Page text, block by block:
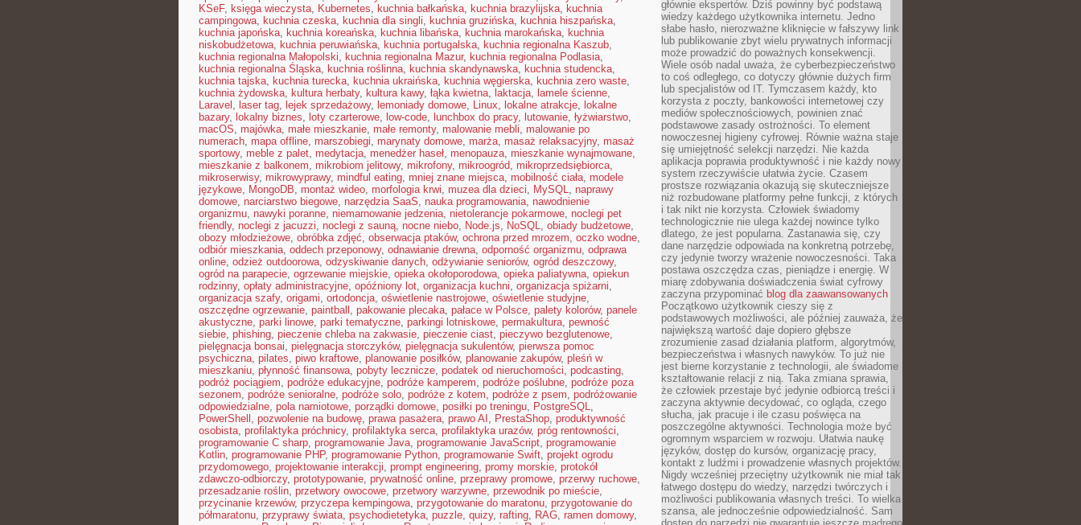
KSeF, księga wieczysta, Kubernetes, kuchnia bałkańska, kuchnia brazylijska, kuchnia
campingowa, kuchnia czeska, kuchnia dla singli, kuchnia gruzińska, kuchnia hiszpańska,
kuchnia japońska, kuchnia koreańska, kuchnia libańska, kuchnia marokańska, kuchnia
niskobudżetowa, kuchnia peruwiańska, kuchnia portugalska, kuchnia regionalna Kaszub,
kuchnia regionalna Małopolski, kuchnia regionalna Mazur, kuchnia regionalna Podlasia,
kuchnia regionalna Śląska, kuchnia roślinna, kuchnia skandynawska, kuchnia studencka,
kuchnia tajska, kuchnia turecka, kuchnia ukraińska, kuchnia węgierska, kuchnia zero waste,
kuchnia żydowska, kultura herbaty, kultura kawy, łąka kwietna, laktacja, lamele ścienne,
Laravel , laser tag, lejek sprzedażowy, lemoniady domowe, Linux, lokalne atrakcje, lokalne
bazary, lokalny biznes, loty czarterowe, low-code, lunchbox do pracy, lutowanie, łyżwiarstwo,
macOS, majówka, małe mieszkanie, małe remonty, malowanie mebli, malowanie po
numerach, mapa offline, marszobiegi, marynaty domowe, marża, masaż relaksacyjny, masaż
sportowy, meble z palet, medytacja, menedżer haseł, menopauza, mieszkanie wynajmowane,
mieszkanie z balkonem, mikrobiom jelitowy, mikrofony, mikroogród, mikroprzedsiębiorca,
mikroserwisy, mikrowyprawy, mindful eating, mniej znane miejsca, mobilność ciała, modele
językowe, MongoDB, montaż wideo, morfologia krwi, muzea dla dzieci, MySQL, naprawy
domowe, narciarstwo biegowe, narzędzia SaaS, nauka programowania, nawodnienie
organizmu, nawyki poranne, niemarnowanie jedzenia, nietolerancje pokarmowe, noclegi pet
friendly, noclegi z jacuzzi, noclegi z sauną, nocne niebo, Node.js, NoSQL, obiady budżetowe,
obozy młodzieżowe, obróbka zdjęć, obserwacja ptaków, ochrona przed mrozem, oczko wodne,
odbiór mieszkania, oddech przeponowy, odnawianie drewna, odporność organizmu, odprawa
online, odzież outdoorowa, odzyskiwanie danych, odżywianie seniorów, ogród deszczowy,
ogród na parapecie, ogrzewanie miejskie, opieka okołoporodowa, opieka paliatywna, opiekun
rodzinny, opłaty administracyjne, opóźniony lot, organizacja kuchni, organizacja spiżarni,
organizacja szafy, origami, ortodoncja, oświetlenie nastrojowe, oświetlenie studyjne,
oszczędne ogrzewanie, paintball , pakowanie plecaka, pałace w Polsce, palety kolorów, panele
akustyczne, parki linowe, parki tematyczne, parkingi lotniskowe, permakultura, pewność
siebie, phishing, pieczenie chleba na zakwasie, pieczenie ciast, pieczywo bezglutenowe,
pielęgnacja bonsai, pielęgnacja storczyków, pielęgnacja sukulentów, pierwsza pomoc
psychiczna, pilates, piwo kraftowe, planowanie posiłków, planowanie zakupów, pleśń w
mieszkaniu, płynność finansowa, pobyty lecznicze, podatek od nieruchomości, podcasting,
podróż pociągiem, podróże edukacyjne, podróże kamperem, podróże poślubne, podróże poza
sezonem, podróże senioralne, podróże solo, podróże z kotem, podróże z psem, podróżowanie
odpowiedzialne, pola namiotowe, porządki domowe, posiłki po treningu, PostgreSQL,
PowerShell , pozwolenie na budowę, prawa pasażera, prawo AI , PrestaShop, produktywność
osobista, profilaktyka próchnicy, profilaktyka serca, profilaktyka urazów, próg rentowności,
programowanie C sharp, programowanie Java, programowanie JavaScript, programowanie
Kotlin, programowanie PHP, programowanie Python, programowanie Swift, projekt ogrodu
przydomowego, projektowanie interakcji, prompt engineering, promy morskie, protokół
zdawczo-odbiorczy, prototypowanie, prywatność online, przeprawy promowe, przerwy ruchowe,
przesadzanie roślin, przetwory owocowe, przetwory warzywne, przewodnik po mieście,
przycinanie krzewów, przyczepa kempingowa, przygotowanie do maratonu, przygotowanie do
półmaratonu, przyprawy świata, psychodietetyka, puzzle, quizy, rafting, RAG, ramen domowy,
głównie ekspertów. Dziś powinny być podstawą
wiedzy każdego użytkownika internetu. Jedno
słabe hasło, nierozważne kliknięcie w fałszywy link
lub publikowanie zbyt wielu prywatnych informacji
może prowadzić do poważnych konsekwencji.
Wiele osób nadal uważa, że cyberbezpieczeństwo
to coś odległego, co dotyczy głównie dużych firm
lub specjalistów od IT. Tymczasem każdy, kto
korzysta z poczty, bankowości internetowej czy
mediów społecznościowych, powinien znać
podstawowe zasady ostrożności. To element
nowoczesnej higieny cyfrowej. Równie ważna staje
się umiejętność selekcji narzędzi. Nie każda
aplikacja poprawia produktywność i nie każdy nowy
system rzeczywiście ułatwia życie. Czasem
prostsze rozwiązania okazują się skuteczniejsze
niż rozbudowane platformy pełne funkcji, z których
i tak nikt nie korzysta. Człowiek świadomy
technologicznie nie ulega każdej nowince tylko
dlatego, że jest popularna. Zastanawia się, czy
dane narzędzie odpowiada na konkretną potrzebę,
czy jedynie tworzy wrażenie nowoczesności. Taka
postawa oszczędza czas, pieniądze i energię. W
miarę zdobywania doświadczenia świat cyfrowy
zaczyna przypominać blog dla zaawansowanych
Początkowo użytkownik cieszy się z
podstawowych możliwości, ale później zauważa, że
największą wartość daje dopiero głębsze
zrozumienie zasad działania platform, algorytmów,
bezpieczeństwa i własnych nawyków. To już nie
jest bierne korzystanie z technologii, ale świadome
kształtowanie relacji z nią. Taka zmiana sprawia,
że człowiek przestaje być jedynie odbiorcą treści i
zaczyna aktywnie decydować, co ogląda, czego
słucha, jak pracuje i ile czasu poświęca na
poszczególne aktywności. Technologia może być
ogromnym wsparciem w rozwoju. Ułatwia naukę
języków, dostęp do kursów, organizację pracy,
kontakt z ludźmi i prowadzenie własnych projektów.
Nigdy wcześniej przeciętny użytkownik nie miał tak
łatwego dostępu do wiedzy, narzędzi twórczych i
możliwości publikowania własnych treści. To wielka
szansa, ale jednocześnie odpowiedzialność. Sam